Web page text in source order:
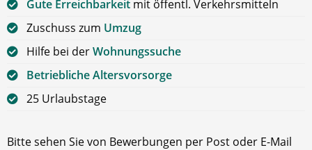
Gute Erreichbarkeit mit öffentl. Verkehrsmitteln
Zuschuss zum Umzug
Hilfe bei derWohnungssuche
Betriebliche Altersvorsorge
25 Urlaubstage
Bitte sehen Sie von Bewerbungen per Post oder E-Mail